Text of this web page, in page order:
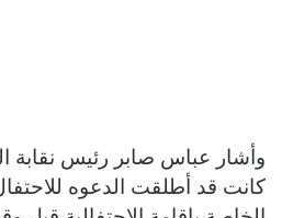
وأشار عباس صابر رئيس نقابة
كانت قد أطلقت الدعوه